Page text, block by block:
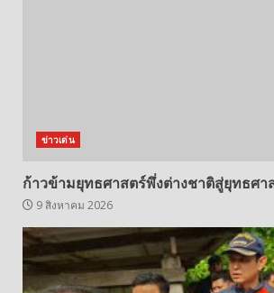
ข่าวเด่น
ก้าวข้ามยุทธศาสตร์พึ่งต่างชาติสู่ยุทธศา
9 สิงหาคม 2026